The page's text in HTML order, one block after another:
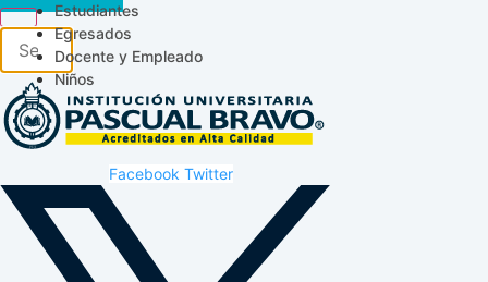
Estudiantes
Egresados
Docente y Empleado
Niños
Facebook Twitter